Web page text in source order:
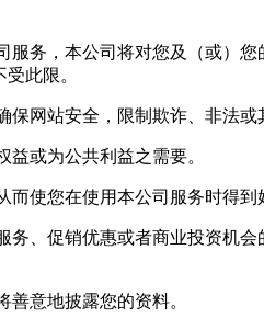
务，本公司将对您及（或）
此限。
网站安全，限制欺诈、非法或
或为公共利益之需要。
使您在使用本公司服务时得到
、促销优惠或者商业投资机
意地披露您的资料。